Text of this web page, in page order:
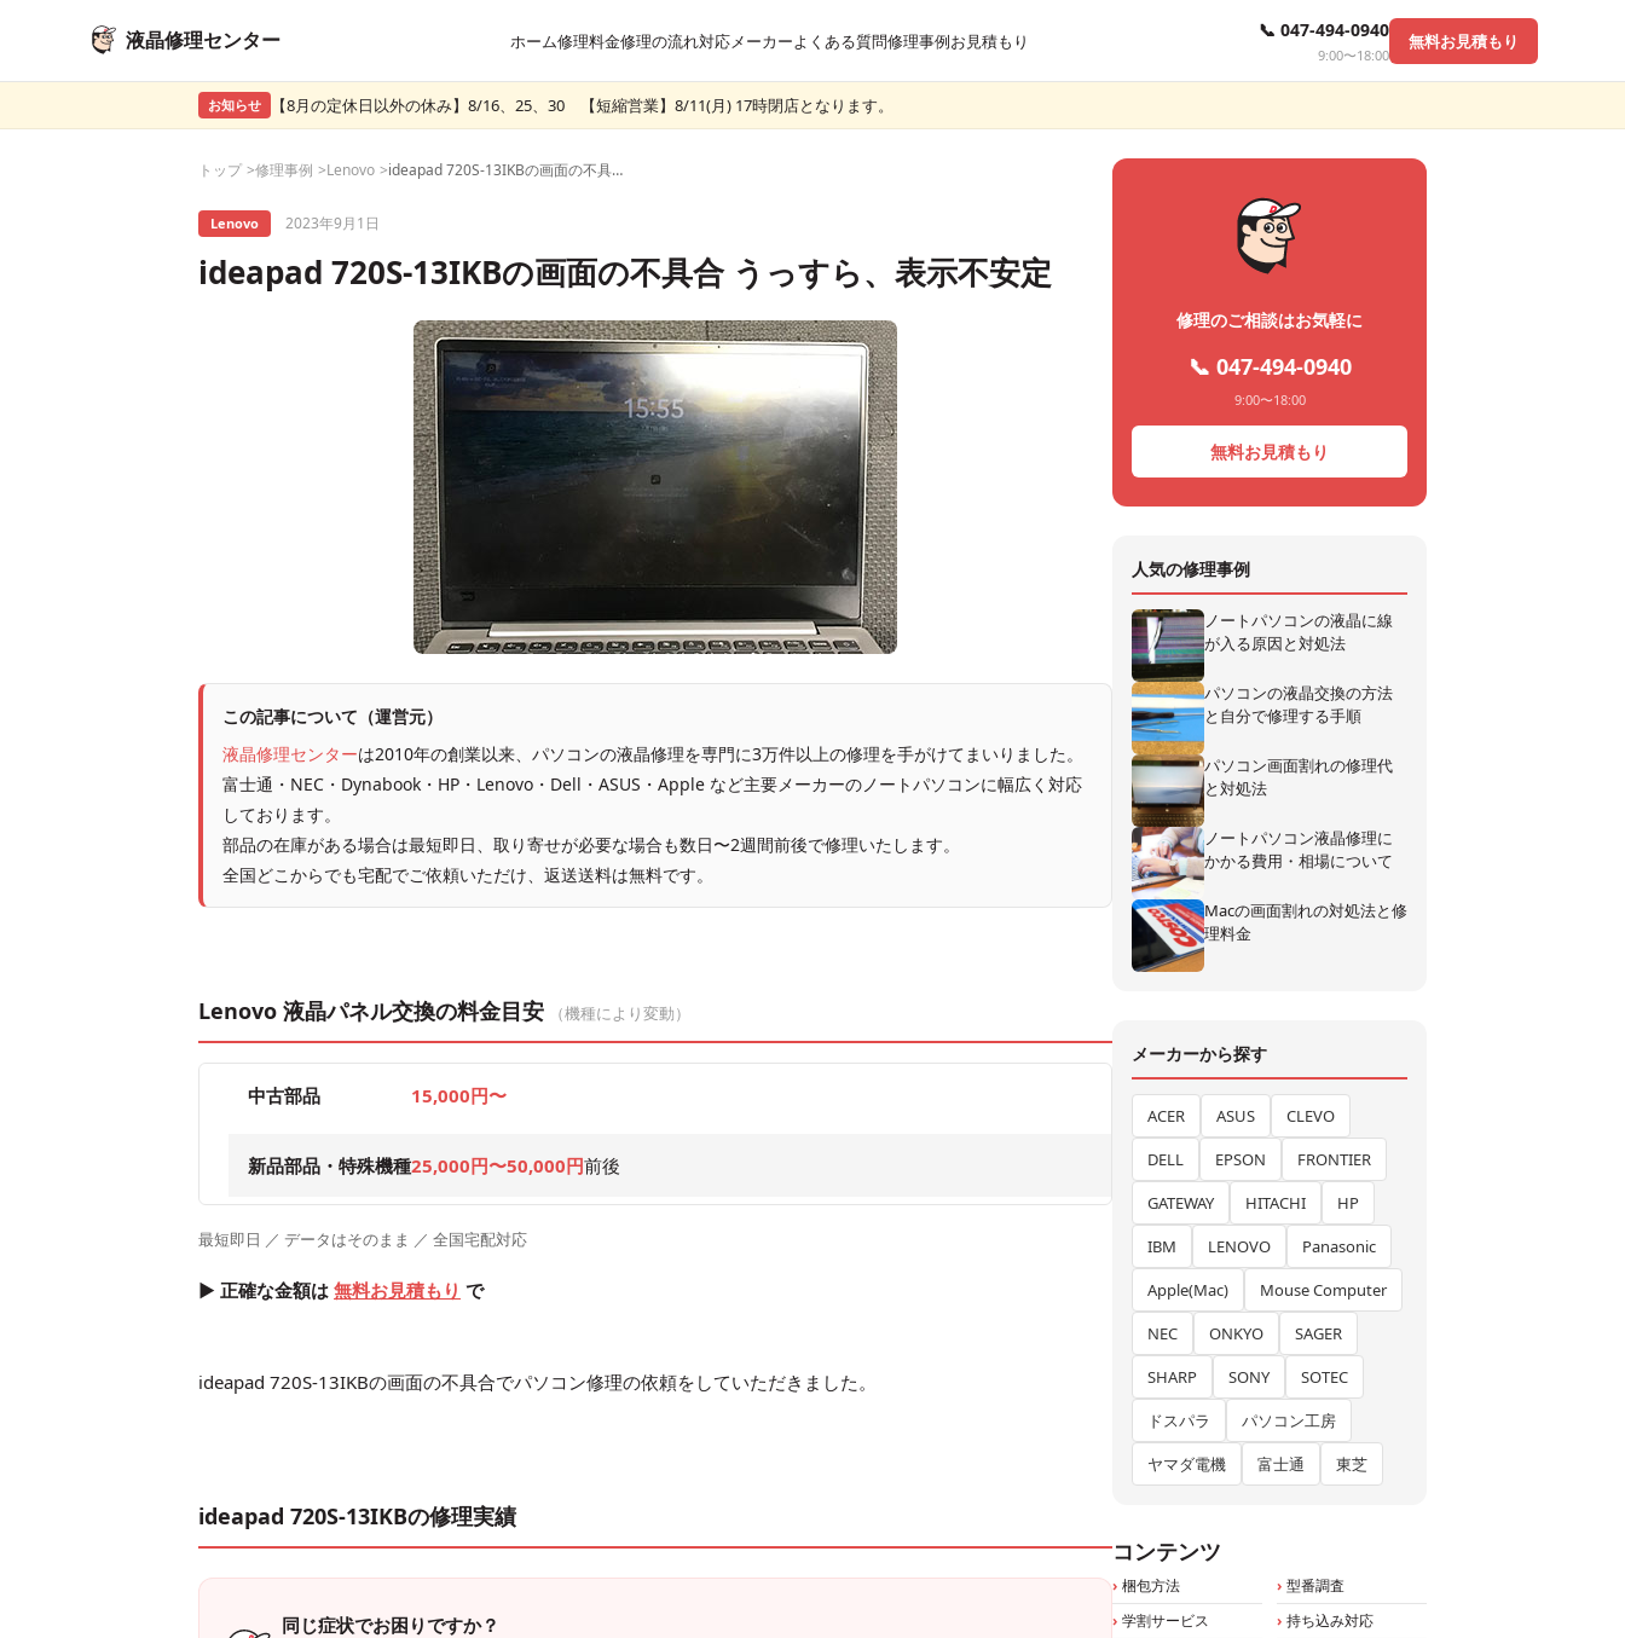
液晶修理センター ホーム修理料金修理の流れ対応メーカーよくある質問修理事例お見積もり 📞 047-494-0940
9:00〜18:00
無料お見積もり
お知らせ 【8月の定休日以外の休み】8/16、25、30 【短縮営業】8/11(月) 17時閉店となります。
トップ 修理事例 Lenovo ideapad 720S-13IKBの画面の不具合 うっすら、表示不安定
Lenovo 2023年9月1日
ideapad 720S-13IKBの画面の不具合 うっすら、表示不安定
この記事について（運営元）
液晶修理センターは2010年の創業以来、パソコンの液晶修理を専門に3万件以上の修理を手がけてまいりました。
富士通・NEC・Dynabook・HP・Lenovo・Dell・ASUS・Apple など主要メーカーのノートパソコンに幅広く対応
しております。
部品の在庫がある場合は最短即日、取り寄せが必要な場合も数日〜2週間前後で修理いたします。
全国どこからでも宅配でご依頼いただけ、返送送料は無料です。
Lenovo 液晶パネル交換の料金目安 （機種により変動）
中古部品 15,000円〜
新品部品・特殊機種25,000円〜50,000円前後
最短即日 ／ データはそのまま ／ 全国宅配対応
▶ 正確な金額は 無料お見積もり で
ideapad 720S-13IKBの画面の不具合でパソコン修理の依頼をしていただきました。
ideapad 720S-13IKBの修理実績
同じ症状でお困りですか？
修理のご相談はお気軽に
📞 047-494-0940
9:00〜18:00
無料お見積もり
人気の修理事例
ノートパソコンの液晶に線
が入る原因と対処法
パソコンの液晶交換の方法
と自分で修理する手順
パソコン画面割れの修理代
と対処法
ノートパソコン液晶修理に
かかる費用・相場について
Macの画面割れの対処法と修
理料金
メーカーから探す
ACER ASUS
CLEVO
DELL
EPSON
FRONTIER
GATEWAY
HITACHI
HP
IBM
LENOVO
Panasonic
Apple(Mac)
Mouse Computer
NEC
ONKYO
SAGER
SHARP
SONY
SOTEC
ドスパラ
パソコン工房
ヤマダ電機
富士通 東芝
コンテンツ
梱包方法
型番調査
学割サービス
持ち込み対応